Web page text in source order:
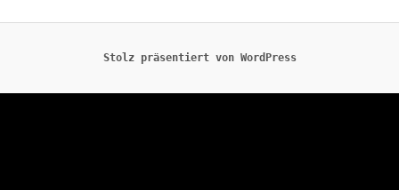
Stolz präsentiert von WordPress